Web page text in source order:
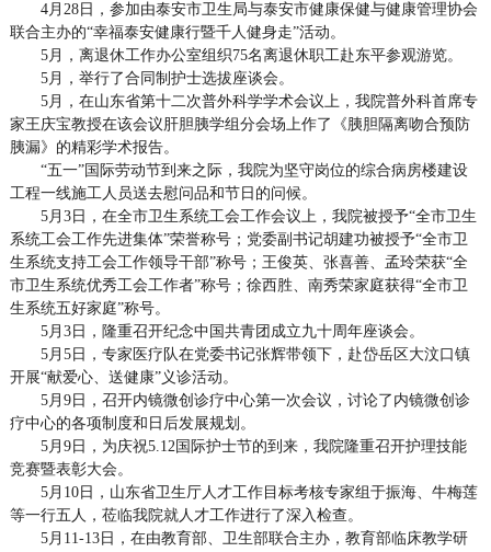
4月28日，参加由泰安市卫生局与泰安市健康保健与健康管理协会
联合主办的“幸福泰安健康行暨千人健身走”活动。
5月，离退休工作办公室组织75名离退休职工赴东平参观游览。
5月，举行了合同制护士选拔座谈会。
5月，在山东省第十二次普外科学学术会议上，我院普外科首席专
家王庆宝教授在该会议肝胆胰学组分会场上作了《胰胆隔离吻合预防
胰漏》的精彩学术报告。
“五一”国际劳动节到来之际，我院为坚守岗位的综合病房楼建设
工程一线施工人员送去慰问品和节日的问候。
5月3日，在全市卫生系统工会工作会议上，我院被授予“全市卫生
系统工会工作先进集体”荣誉称号；党委副书记胡建功被授予“全市卫
生系统支持工会工作领导干部”称号；王俊英、张喜善、孟玲荣获“全
市卫生系统优秀工会工作者”称号；徐西胜、南秀荣家庭获得“全市卫
生系统五好家庭”称号。
5月3日，隆重召开纪念中国共青团成立九十周年座谈会。
5月5日，专家医疗队在党委书记张辉带领下，赴岱岳区大汶口镇
开展“献爱心、送健康”义诊活动。
5月9日，召开内镜微创诊疗中心第一次会议，讨论了内镜微创诊
疗中心的各项制度和日后发展规划。
5月9日，为庆祝5.12国际护士节的到来，我院隆重召开护理技能
竞赛暨表彰大会。
5月10日，山东省卫生厅人才工作目标考核专家组于振海、牛梅莲
等一行五人，莅临我院就人才工作进行了深入检查。
5月11-13日，在由教育部、卫生部联合主办，教育部临床教学研